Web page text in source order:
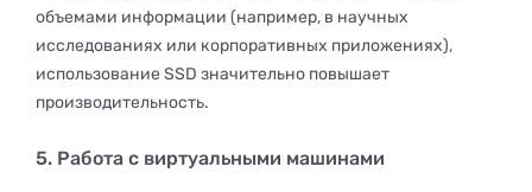
объемами информации (например, в научных
исследованиях или корпоративных приложениях),
использование SSD значительно повышает
производительность.
5. Работа с виртуальными машинами